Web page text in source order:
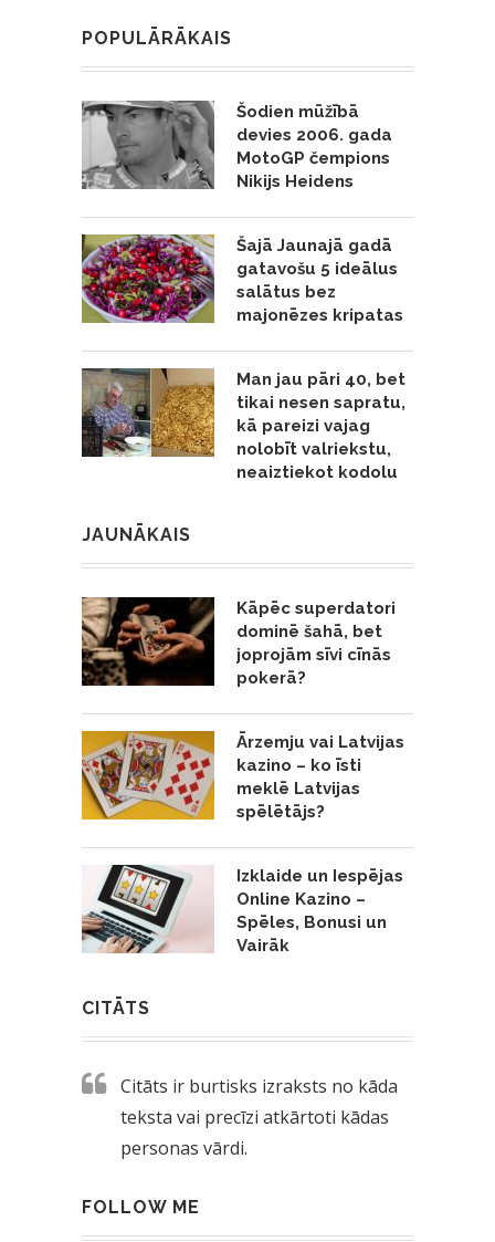
POPULĀRĀKAIS
Šodien mūžībā
devies 2006. gada
MotoGP čempions
Nikijs Heidens
Šajā Jaunajā gadā
gatavošu 5 ideālus
salātus bez
majonēzes kripatas
Man jau pāri 40, bet
tikai nesen sapratu,
kā pareizi vajag
nolobīt valriekstu,
neaiztiekot kodolu
JAUNĀKAIS
Kāpēc superdatori
dominē šahā, bet
joprojām sīvi cīnās
pokerā?
Ārzemju vai Latvijas
kazino – ko īsti
meklē Latvijas
spēlētājs?
Izklaide un Iespējas
Online Kazino –
Spēles, Bonusi un
Vairāk
CITĀTS
Citāts ir burtisks izraksts no kāda
teksta vai precīzi atkārtoti kādas
personas vārdi.
FOLLOW ME